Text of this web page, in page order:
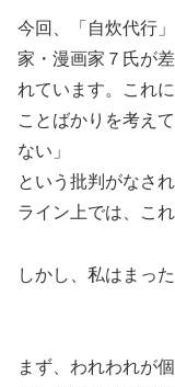
今回、「自炊代行
家・漫画家７氏が
れています。これ
ことばかりを考え
ない」
という批判がなさ
ライン上では、こ
しかし、私はまっ
まず、われわれが